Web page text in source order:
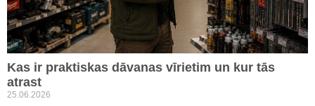
Kas ir praktiskas dāvanas vīrietim un kur tās
atrast
25.06.2026